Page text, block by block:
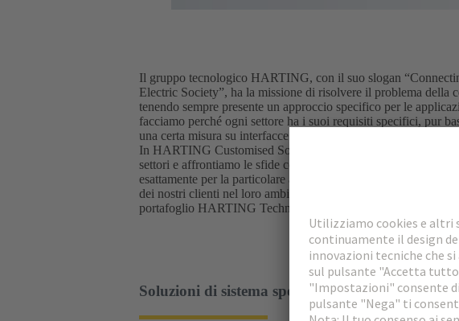
Il gruppo tecnologico HARTING, con il suo slogan
Electric Society”, ha la missione di risolvere il problema della
tenendo sempre presente un approccio specifico per le
facciamo perché ogni settore ha i suoi requisiti specifici, pur
una certa misura su interfacce standardizzate.
In HARTING Customised Solutions, ci confrontiamo con
settori e affrontiamo le sfide con soluzioni (di cavi) specifiche,
esattamente per la particolare applicazione e pronte a
dei nostri clienti nel loro ambiente applicativo. Utilizziamo il
portafoglio HARTING Technology Group per sviluppare e
Soluzioni di sistema specifiche per il mercato